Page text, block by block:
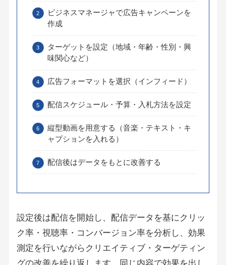
ビジネスマネージャで広告キャンペーンを
作成
ターゲットを設定（地域・年齢・性別・興
味関心など）
広告フォーマットを選択（インフィード）
配信スケジュール・予算・入札方法を設定
縦型動画を用意する（音楽・テキスト・キ
ャプションを入れる）
配信後はデータをもとに改善する
設定後は配信を開始し、配信データを基にクリッ
ク率・視聴率・コンバージョン率を分析し、効果
測定を行いながらクリエイティブ・ターゲティン